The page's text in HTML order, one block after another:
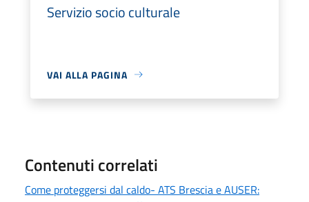
Servizio socio culturale
VAI ALLA PAGINA
Contenuti correlati
Come proteggersi dal caldo- ATS Brescia e AUSER: